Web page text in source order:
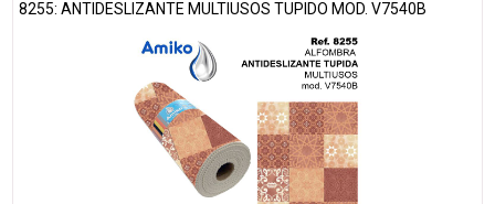
8255: ANTIDESLIZANTE MULTIUSOS TUPIDO MOD. V7540B